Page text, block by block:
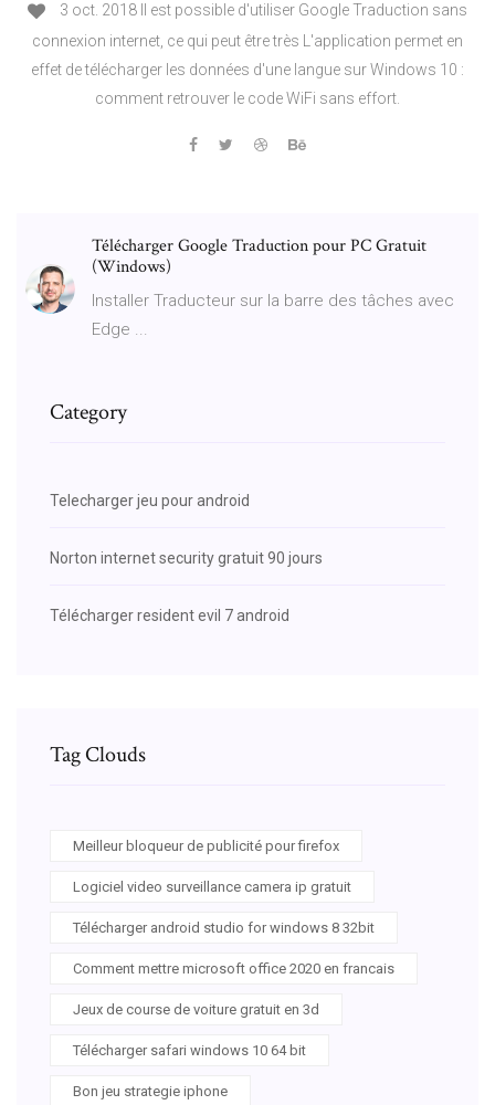
3 oct. 2018 Il est possible d'utiliser Google Traduction sans
connexion internet, ce qui peut être très L'application permet en
effet de télécharger les données d'une langue sur Windows 10 :
comment retrouver le code WiFi sans effort.
Télécharger Google Traduction pour PC Gratuit
(Windows)
Installer Traducteur sur la barre des tâches avec
Edge ...
Category
Telecharger jeu pour android
Norton internet security gratuit 90 jours
Télécharger resident evil 7 android
Tag Clouds
Meilleur bloqueur de publicité pour firefox
Logiciel video surveillance camera ip gratuit
Télécharger android studio for windows 8 32bit
Comment mettre microsoft office 2020 en francais
Jeux de course de voiture gratuit en 3d
Télécharger safari windows 10 64 bit
Bon jeu strategie iphone